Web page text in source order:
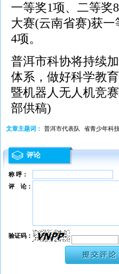
一等奖1项、二等奖
大赛(云南省赛)获
4项。
普洱市科协将持续
体系，做好科学教
暨机器人无人机竞
部供稿)
文章主题词： 普洱市代表队 省青少年科
评论
称 呼：
评 论：
验证码：